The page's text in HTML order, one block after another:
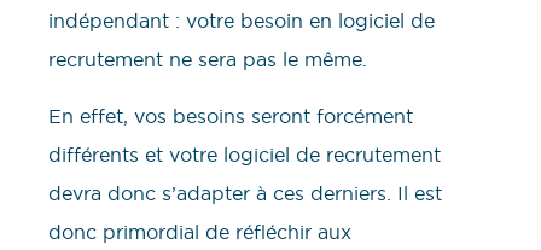
indépendant : votre besoin en logiciel de
recrutement ne sera pas le même.
En effet, vos besoins seront forcément
différents et votre logiciel de recrutement
devra donc s’adapter à ces derniers. Il est
donc primordial de réfléchir aux